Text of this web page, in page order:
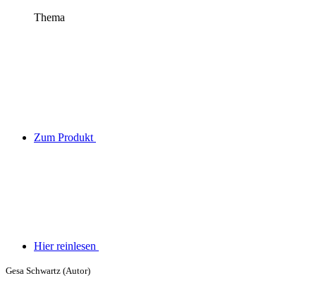
Thema
Zum Produkt
Hier reinlesen
Gesa Schwartz (Autor)